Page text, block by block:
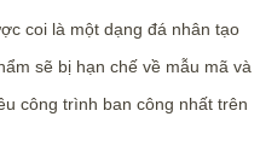
coi là một dạng đá nhân tạo
sẽ bị hạn chế về mẫu mã và
công trình ban công nhất trên